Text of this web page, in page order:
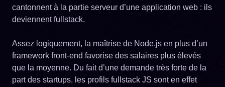
cantonnent à la partie serveur d’une application web : ils
deviennent fullstack.
Assez logiquement, la maîtrise de Node.js en plus d’un
framework front-end favorise des salaires plus élevés
que la moyenne. Du fait d’une demande très forte de la
part des startups, les profils fullstack JS sont en effet